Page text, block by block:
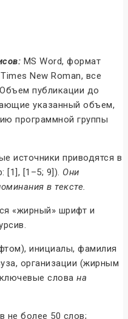
MS Word, формат
New Roman, все
публикации до
указанный объем,
программной группы
источники приводятся в
[1], [1–5; 9]). Они
в тексте.
«жирный» шрифт и
инициалы, фамилия
организации (жирным
слова на
не более 50 слов;